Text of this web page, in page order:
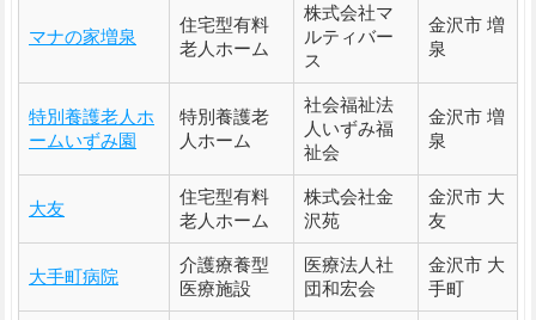
マナの家増泉
住宅型有料
老人ホーム
株式会社マ
ルティバー
ス
金沢市 増
泉
特別養護老人ホ
ームいずみ園
特別養護老
人ホーム
社会福祉法
人いずみ福
祉会
金沢市 増
泉
大友
住宅型有料
老人ホーム
株式会社金
沢苑
金沢市 大
友
大手町病院
介護療養型
医療施設
医療法人社
団和宏会
金沢市 大
手町